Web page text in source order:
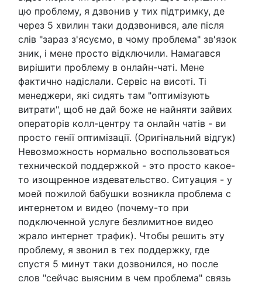
цю проблему, я дзвонив у тих підтримку, де
через 5 хвилин таки додзвонився, але після
слів "зараз з'ясуємо, в чому проблема" зв'язок
зник, і мене просто відключили. Намагався
вирішити проблему в онлайн-чаті. Мене
фактично надіслали. Сервіс на висоті. Ті
менеджери, які сидять там "оптимізують
витрати", щоб не дай боже не найняти зайвих
операторів колл-центру та онлайн чатів - ви
просто генії оптимізації. (Оригінальний відгук)
Невозможность нормально воспользоваться
технической поддержкой - это просто какое-
то изощренное издевательство. Ситуация - у
моей пожилой бабушки возникла проблема с
интернетом и видео (почему-то при
подключенной услуге безлимитное видео
жрало интернет трафик). Чтобы решить эту
проблему, я звонил в тех поддержку, где
спустя 5 минут таки дозвонился, но после
слов "сейчас выясним в чем проблема" связь